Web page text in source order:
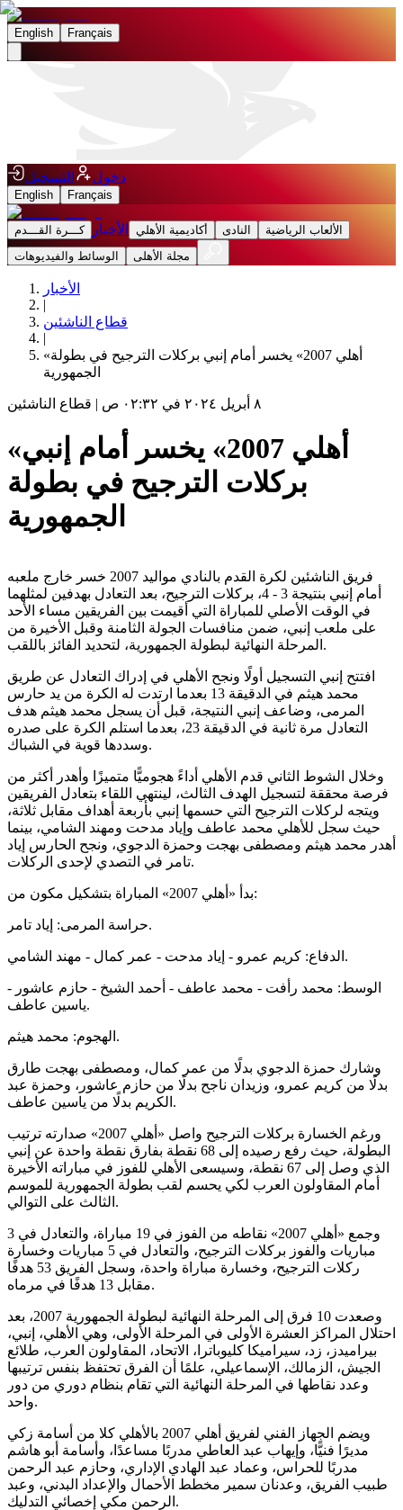
English Français
دخول التسجيل
English Français
كـــرة القـــدم الأخبار أكاديمية الأهلي النادى
الألعاب الرياضية
الوسائط والفيديوهات
مجلة الأهلى
الأخبار
|
قطاع الناشئين
|
«أهلي 2007» يخسر أمام إنبي بركلات الترجيح في بطولة
الجمهورية
٨ أبريل ٢٠٢٤ في ٠٢:٣٢ ص | قطاع الناشئين
«أهلي 2007» يخسر أمام إنبي
بركلات الترجيح في بطولة
الجمهورية
فريق الناشئين لكرة القدم بالنادي مواليد 2007 خسر خارج ملعبه
أمام إنبي بنتيجة 3 - 4، بركلات الترجيح، بعد التعادل بهدفين لمثلهما
في الوقت الأصلي للمباراة التي أقيمت بين الفريقين مساء الأحد
على ملعب إنبي، ضمن منافسات الجولة الثامنة وقبل الأخيرة من
المرحلة النهائية لبطولة الجمهورية، لتحديد الفائز باللقب.
افتتح إنبي التسجيل أولًا ونجح الأهلي في إدراك التعادل عن طريق
محمد هيثم في الدقيقة 13 بعدما ارتدت له الكرة من يد حارس
المرمى، وضاعف إنبي النتيجة، قبل أن يسجل محمد هيثم هدف
التعادل مرة ثانية في الدقيقة 23، بعدما استلم الكرة على صدره
وسددها قوية في الشباك.
وخلال الشوط الثاني قدم الأهلي أداءً هجوميًّا متميزًا وأهدر أكثر من
فرصة محققة لتسجيل الهدف الثالث، لينتهي اللقاء بتعادل الفريقين
ويتجه لركلات الترجيح التي حسمها إنبي بأربعة أهداف مقابل ثلاثة،
حيث سجل للأهلي محمد عاطف وإياد مدحت ومهند الشامي، بينما
أهدر محمد هيثم ومصطفى بهجت وحمزة الدجوي، ونجح الحارس إياد
تامر في التصدي لإحدى الركلات.
بدأ «أهلي 2007» المباراة بتشكيل مكون من:
حراسة المرمى: إياد تامر.
الدفاع: كريم عمرو - إياد مدحت - عمر كمال - مهند الشامي.
الوسط: محمد رأفت - محمد عاطف - أحمد الشيخ - حازم عاشور -
ياسين عاطف.
الهجوم: محمد هيثم.
وشارك حمزة الدجوي بدلًا من عمر كمال، ومصطفى بهجت طارق
بدلًا من كريم عمرو، وزيدان ناجح بدلًا من حازم عاشور، وحمزة عبد
الكريم بدلًا من ياسين عاطف.
ورغم الخسارة بركلات الترجيح واصل «أهلي 2007» صدارته ترتيب
البطولة، حيث رفع رصيده إلى 68 نقطة بفارق نقطة واحدة عن إنبي
الذي وصل إلى 67 نقطة، وسيسعى الأهلي للفوز في مباراته الأخيرة
أمام المقاولون العرب لكي يحسم لقب بطولة الجمهورية للموسم
الثالث على التوالي.
وجمع «أهلي 2007» نقاطه من الفوز في 19 مباراة، والتعادل في 3
مباريات والفوز بركلات الترجيح، والتعادل في 5 مباريات وخسارة
ركلات الترجيح، وخسارة مباراة واحدة، وسجل الفريق 53 هدفًا
مقابل 13 هدفًا في مرماه.
وصعدت 10 فرق إلى المرحلة النهائية لبطولة الجمهورية 2007، بعد
احتلال المراكز العشرة الأولى في المرحلة الأولى، وهي الأهلي، إنبي،
بيراميدز، زد، سيراميكا كليوباترا، الاتحاد، المقاولون العرب، طلائع
الجيش، الزمالك، الإسماعيلي، علمًا أن الفرق تحتفظ بنفس ترتيبها
وعدد نقاطها في المرحلة النهائية التي تقام بنظام دوري من دور
واحد.
ويضم الجهاز الفني لفريق أهلي 2007 بالأهلي كلا من أسامة زكي
مديرًا فنيًّا، وإيهاب عبد العاطي مدربًا مساعدًا، وأسامة أبو هاشم
مدربًا للحراس، وعماد عبد الهادي الإداري، وحازم عبد الرحمن
طبيب الفريق، وعدنان سمير مخطط الأحمال والإعداد البدني، وعبد
الرحمن مكي إخصائي التدليك.